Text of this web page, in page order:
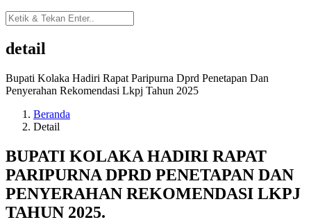
detail
Bupati Kolaka Hadiri Rapat Paripurna Dprd Penetapan Dan
Penyerahan Rekomendasi Lkpj Tahun 2025
Beranda
Detail
BUPATI KOLAKA HADIRI RAPAT
PARIPURNA DPRD PENETAPAN DAN
PENYERAHAN REKOMENDASI LKPJ
TAHUN 2025.